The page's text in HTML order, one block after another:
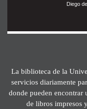
Diego
La biblioteca de la
servicios diariamente
donde pueden encontrar
de libros impresos